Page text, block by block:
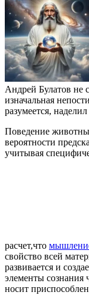
Андрей Булатов не
изначальная
разумеется,
Поведение
вероятности
учитывая
расчет,что
свойство всей
развивается и
элементы сознания
носит